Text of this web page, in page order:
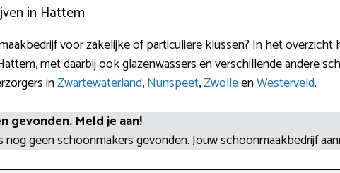
in Hattem
voor zakelijke of particuliere klussen? In het overzicht
met daarbij ook glazenwassers en verschillende andere
inZwartewaterland,Nunspeet,ZwolleenWesterveld.
gevonden. Meld je aan!
geen schoonmakers gevonden. Jouw schoonmaakbedrijf